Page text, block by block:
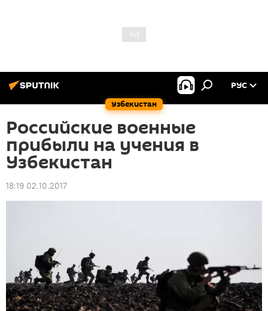
Узбекистан
РУС
Российские военные
прибыли на учения в
Узбекистан
18:19 02.10.2017